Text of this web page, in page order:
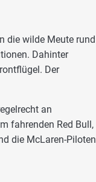
die wilde Meute rund
Dahinter
Der
an
fahrenden Red Bull,
die McLaren-Piloten